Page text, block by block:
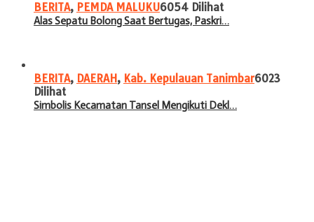
BERITA, PEMDA MALUKU6054 Dilihat
Alas Sepatu Bolong Saat Bertugas, Paskri…
BERITA, DAERAH , Kab. Kepulauan Tanimbar6023
Dilihat
Simbolis Kecamatan Tansel Mengikuti Dekl…